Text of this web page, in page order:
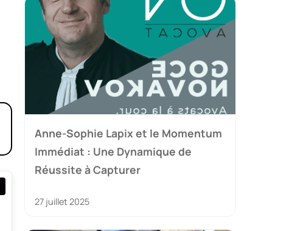
Anne-Sophie Lapix et le Momentum
Immédiat : Une Dynamique de
Réussite à Capturer
27 juillet 2025